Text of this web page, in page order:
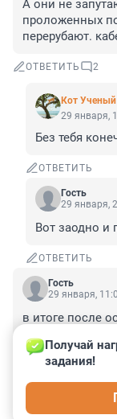
А они не
проложенных
перерубают.
ОТВЕТИТЬ 2
Кот
29 января,
Без тебя
ОТВЕТИТЬ
Гость
29 января,
Вот заодно и
ОТВЕТИТЬ
Гость
29 января,
в итоге после
штыря и
начала надо
электричества
отдавать его
Получай
задания!